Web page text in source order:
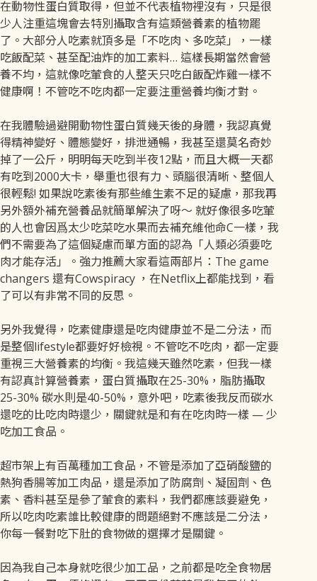
在動物性蛋白質取得，但並不代表植物裡沒有，只是很
少人注重這塊會去特別攝取含有這類營養素的植物罷
了。大部分人吃素就頂多是「不吃肉、多吃菜」，一樣
吃飯配菜、甚至配油炸的加工素料… 這樣長期當然會營
養不均，這就像吃葷食的人整天只吃白飯配炸雞一樣不
健康啊！不管吃不吃肉都一定要注重營養均衡才對。
在我體驗過避開動物性蛋白質幾天後的身體，我認真覺
得精神變好、體態變好，排泄通暢，我甚至還莫名奇妙
掉了一公斤，明明每天吃到半夜12點，而且大概一天都
有吃到2000大卡，舉重也很有力、頭腦很清晰、整個人
很輕鬆! 如果說吃素後有那些維生素不足的疑慮，那我再
另外額外補充營養品就簡單解決了呀～ 就好像很多吃葷
的人也會因爲太少吃菜吃水果而去補充維他命C一樣，我
們不需要為了這個疑慮而單方面的認為「人類必須要吃
肉才能存活」。強力推薦大家看這兩部片：The game
changers 還有Cowspiracy ，在Netflix上都能找到，看
了可以有非常不同的反思。
另外我覺得，吃素健康還是吃肉健康並不是二分法，而
是整個lifestyle都要好好檢視。不管吃不吃肉，都一定要
重視三大營養素的均衡。我這幾天雖然吃素，但我一樣
有認真計算營養素，蛋白質攝取在25-30%，脂肪攝取
25-30% 碳水則是40-50%，意外吧，吃素後我反而碳水
還吃的比吃肉時還少，關鍵就是和有在吃肉時一樣 — 少
吃加工食品。
超市架上有百萬種加工食品，不管是添加了亞硝酸鹽的
熱狗香腸等加工肉品，還是添加了防腐劑、凝固劑、色
素、香料甚至是參了葷食的素料，我們都應該要避免，
所以吃肉吃素誰比較健康的問題絕對不應該是二分法，
你每一餐對吃下肚的食物做的選擇才是關鍵。
因為我自己本身就吃很少加工品，之前都是吃全食物居